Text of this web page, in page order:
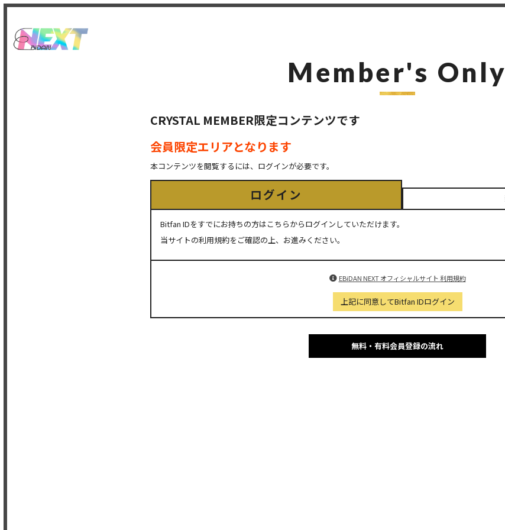
Member's Only
CRYSTAL MEMBER限定コンテンツです
会員限定エリアとなります
本コンテンツを閲覧するには、ログインが必要です。
ログイン
Bitfan IDをすでにお持ちの方はこちらからログインしていただけます。
当サイトの利用規約をご確認の上、お進みください。
EBiDAN NEXT オフィシャルサイト 利用規約
上記に同意してBitfan IDログイン
無料・有料会員登録の流れ